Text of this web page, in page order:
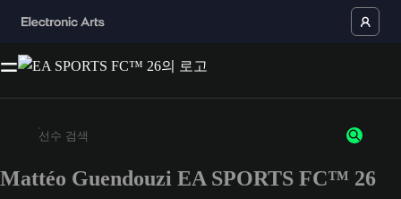
최소 3자 이상의 문자 또는 숫자를 입력하세요
Mattéo Guendouzi EA SPORTS FC™ 26